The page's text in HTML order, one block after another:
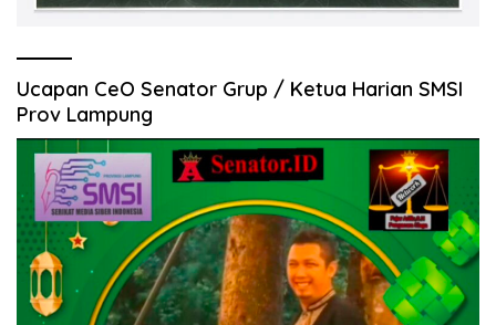
Ucapan CeO Senator Grup / Ketua Harian SMSI
Prov Lampung